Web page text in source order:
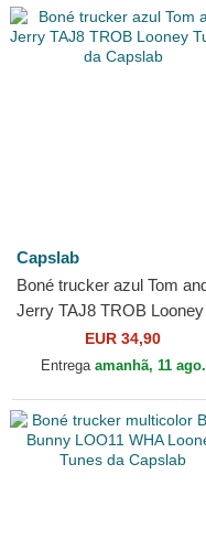
Capslab
Boné trucker azul Tom
Jerry TAJ8 TROB Looney
Tunes da Capslab
EUR 34,90
Entrega amanhã, 11 ago.